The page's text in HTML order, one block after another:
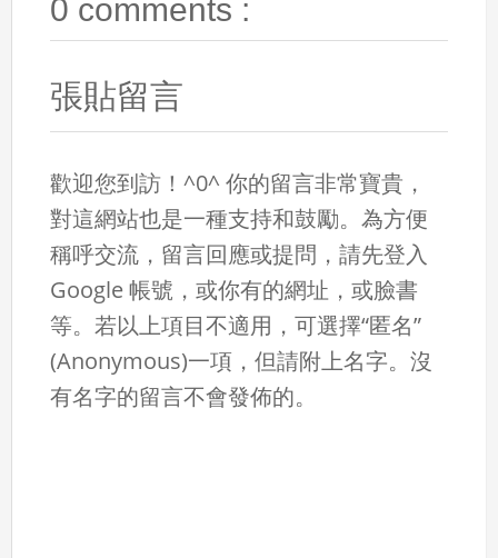
0 comments :
張貼留言
歡迎您到訪！^0^ 你的留言非常寶貴，
對這網站也是一種支持和鼓勵。為方便
稱呼交流，留言回應或提問，請先登入
Google 帳號，或你有的網址，或臉書
等。若以上項目不適用，可選擇“匿名”
(Anonymous)一項，但請附上名字。沒
有名字的留言不會發佈的。